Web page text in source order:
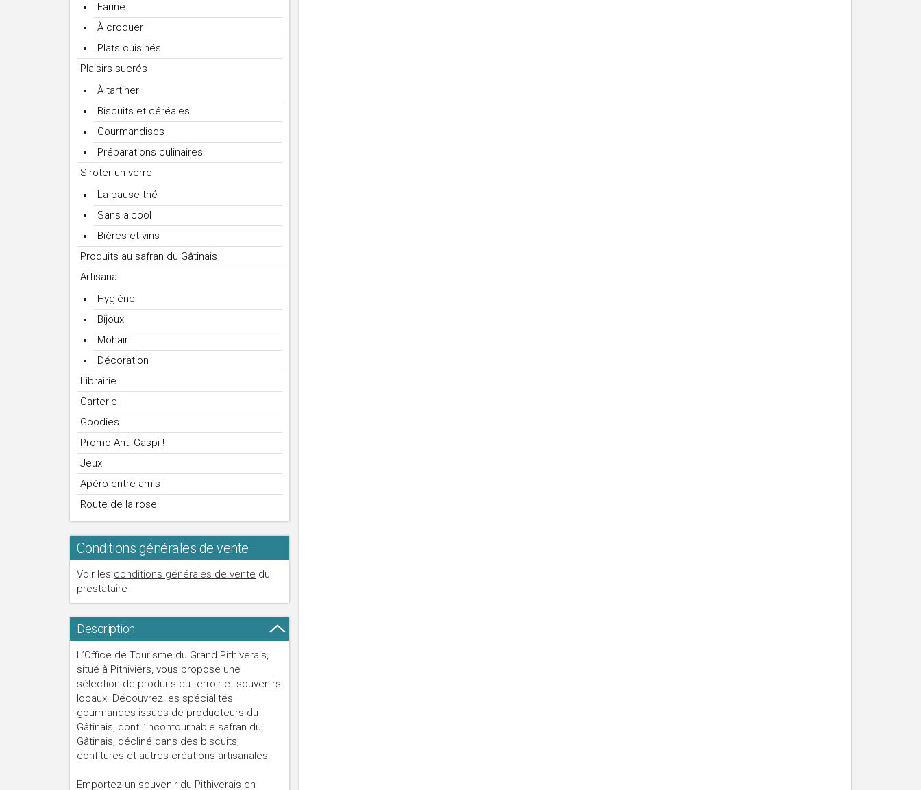
Farine
À croquer
Plats cuisinés
Plaisirs sucrés
À tartiner
Biscuits et céréales
Gourmandises
Préparations culinaires
Siroter un verre
La pause thé
Sans alcool
Bières et vins
Produits au safran du Gâtinais
Artisanat
Hygiène
Bijoux
Mohair
Décoration
Librairie
Carterie
Goodies
Promo Anti-Gaspi !
Jeux
Apéro entre amis
Route de la rose
Conditions générales de vente
Voir les conditions générales de vente du
prestataire
Description
L’Office de Tourisme du Grand Pithiverais,
situé à Pithiviers, vous propose une
sélection de produits du terroir et souvenirs
locaux. Découvrez les spécialités
gourmandes issues de producteurs du
Gâtinais, dont l’incontournable safran du
Gâtinais, décliné dans des biscuits,
confitures et autres créations artisanales.
Emportez un souvenir du Pithiverais en